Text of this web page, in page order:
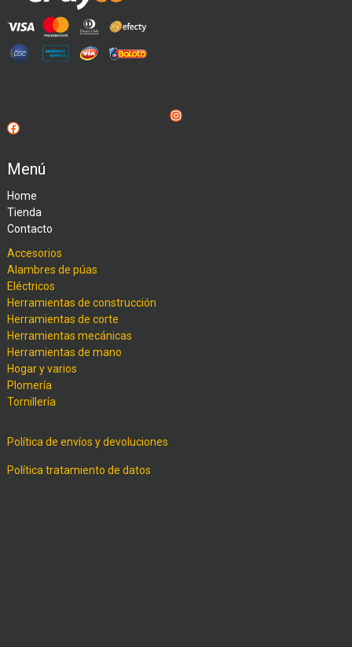
Instagram
Facebook
Menú
Home
Tienda
Contacto
Accesorios
Alambres de púas
Eléctricos
Herramientas de construcción
Herramientas de corte
Herramientas mecánicas
Herramientas de mano
Hogar y varios
Plomería
Tornillería
Política de envíos y devoluciones
Política tratamiento de datos